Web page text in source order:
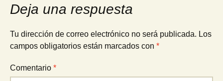
Deja una respuesta
Tu dirección de correo electrónico no será publicada. Los
campos obligatorios están marcados con *
Comentario *